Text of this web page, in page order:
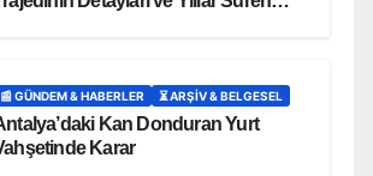
📰 GÜNDEM & HABERLER ⏳ ARŞİV & BELGESEL
Kan Donduran Yurt
Karar